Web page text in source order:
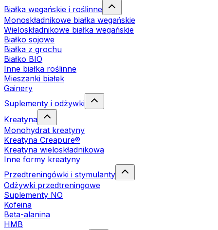
Białka wegańskie i roślinne
Monoskładnikowe białka wegańskie
Wieloskładnikowe białka wegańskie
Białko sojowe
Białka z grochu
Białko BIO
Inne białka roślinne
Mieszanki białek
Gainery
Suplementy i odżywki
Kreatyna
Monohydrat kreatyny
Kreatyna Creapure®
Kreatyna wieloskładnikowa
Inne formy kreatyny
Przedtreningówki i stymulanty
Odżywki przedtreningowe
Suplementy NO
Kofeina
Beta-alanina
HMB